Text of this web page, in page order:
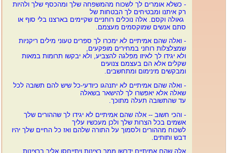
- כשלא אומרים לך לשכוח מהמשפחה שלך ומהכסף שלך ולהיות
רק איתנו ומבטיחים לך הבטחות של
גאולה וקסם. אלה נוכלים רוחניים שקיימים בארצנו בלי סוף או
סתם אנשים שמוקסמים מעצמם.
- ואלה שהם אמיתייםלא ימכרו לך ספרים טעוני מילים ריקניות
שמצלצלות רוחני במחירים מופקעים,
ולא יגידו לך לאיזו מפלגה להצביע, ולא יבקשו תרומות במאות
שקלים אלא הם בעצמם צנועים
ומבקשים מינימום ומתחשבים.
- ואלה שהם אמיתיים לא יתנהגו כיודעי-כל שיש להם תשובה לכל
שאלה אלא יאפשרו לך להישאר בשאלה
עד שהתשובה תעלה מתוכך.
- והכי חשוב -- אלה שהם אמיתיים לא יגידולך שההורים שלך
אשמים בכל הצרות שלך ולכן מעכשיו עליך
לשכוח מההורים ולסמוך על התורה שלהם ואז כל החיים שלך יהיו
דבש ותותים.
אלה שהם אמיתיים ידרשו ממך רצינות ויתייחסו אליך ברצינות.